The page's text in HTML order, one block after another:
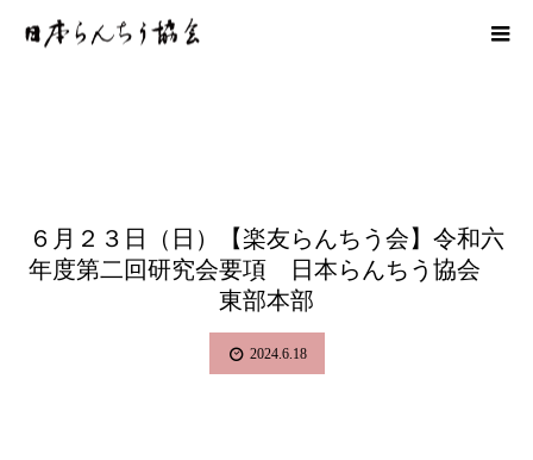
６月２３日（日）【楽友らんちう会】令和六
年度第二回研究会要項 日本らんちう協会
東部本部
2024.6.18